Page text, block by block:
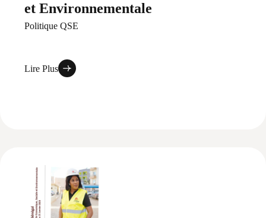
et Environnementale
Politique QSE
Lire Plus